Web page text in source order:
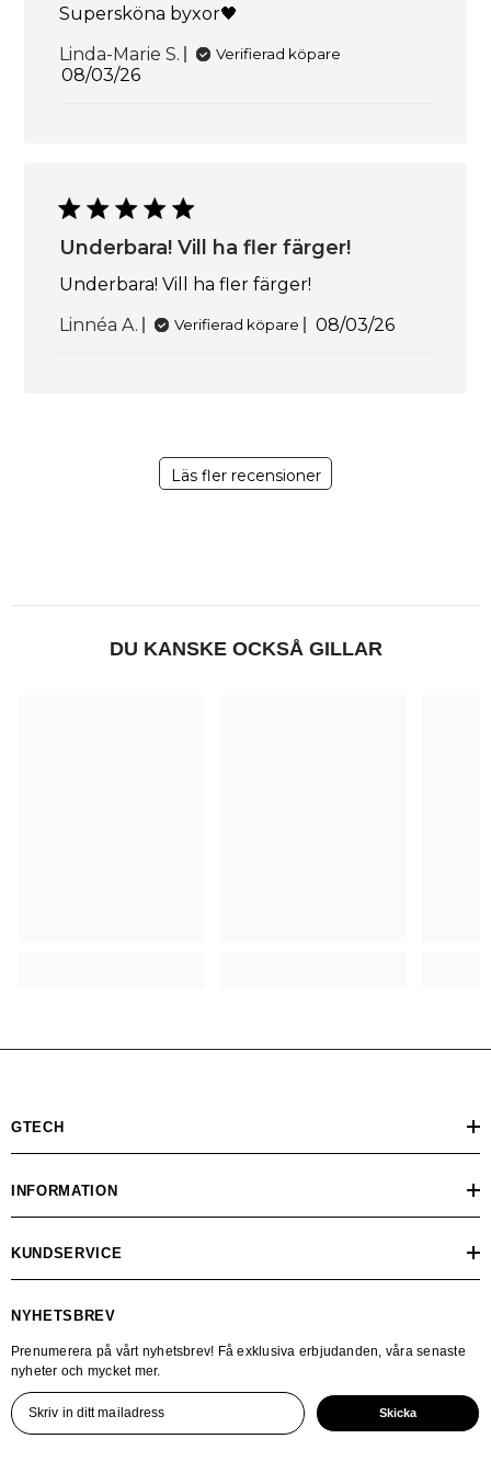
Supersköna byxor🖤
Linda-Marie S.
Verifierad köpare
Publiceringsdatum
08/03/26
Underbara! Vill ha fler färger!
Underbara! Vill ha fler färger!
Linnéa A.
Verifierad köpare 08/03/26
Läs fler recensioner
DU KANSKE OCKSÅ GILLAR
GTECH
INFORMATION
KUNDSERVICE
NYHETSBREV
Prenumerera på vårt nyhetsbrev! Få exklusiva erbjudanden, våra senaste
nyheter och mycket mer.
Skicka